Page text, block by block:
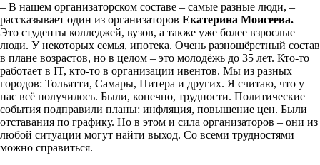
– В нашем организаторском составе – самые разные люди, –
рассказывает один из организаторов Екатерина Моисеева. –
Это студенты колледжей, вузов, а также уже более взрослые
люди. У некоторых семья, ипотека. Очень разношёрстный состав
в плане возрастов, но в целом – это молодёжь до 35 лет. Кто-то
работает в IT, кто-то в организации ивентов. Мы из разных
городов: Тольятти, Самары, Питера и других. Я считаю, что у
нас всё получилось. Были, конечно, трудности. Политические
события подправили планы: инфляция, повышение цен. Были
отставания по графику. Но в этом и сила организаторов – они из
любой ситуации могут найти выход. Со всеми трудностями
можно справиться.